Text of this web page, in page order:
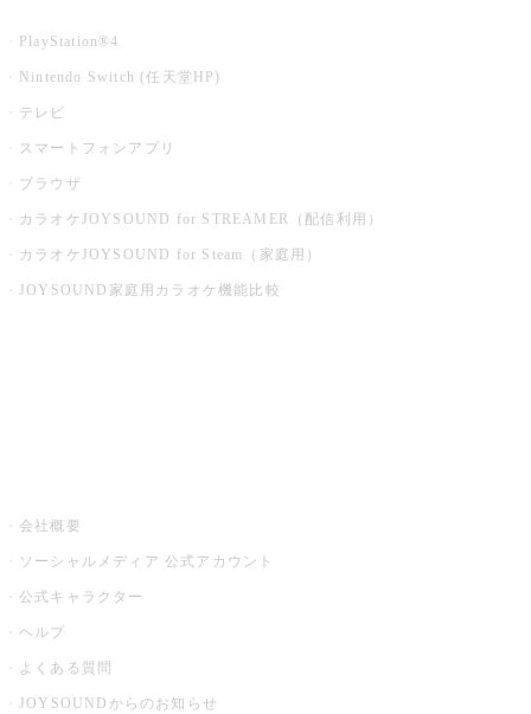
PlayStation®4
Nintendo Switch (任天堂HP)
テレビ
スマートフォンアプリ
ブラウザ
カラオケJOYSOUND for STREAMER（配信利用）
カラオケJOYSOUND for Steam（家庭用）
JOYSOUND家庭用カラオケ機能比較
会社概要
ソーシャルメディア 公式アカウント
公式キャラクター
ヘルプ
よくある質問
JOYSOUNDからのお知らせ